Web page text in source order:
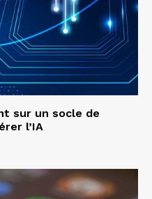
sur un socle de
l’IA